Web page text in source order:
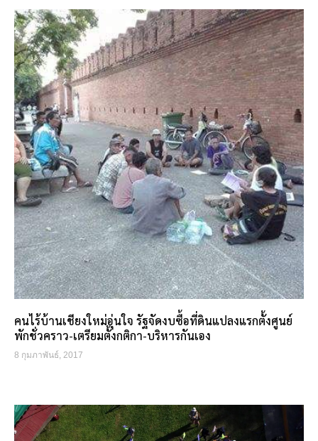
คนไร้บ้านเชียงใหม่อุ่นใจ รัฐจัดงบซื้อที่ดินแปลงแรกตั้งศูนย์
พักชั่วคราว-เตรียมตั้งกติกา-บริหารกันเอง
8 กุมภาพันธ์, 2017